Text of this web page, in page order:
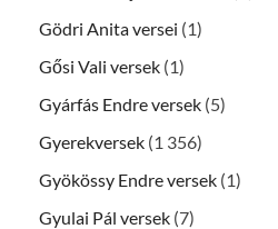
Gödri Anita versei (1)
Gősi Vali versek (1)
Gyárfás Endre versek (5)
Gyerekversek (1 356)
Gyökössy Endre versek (1)
Gyulai Pál versek (7)